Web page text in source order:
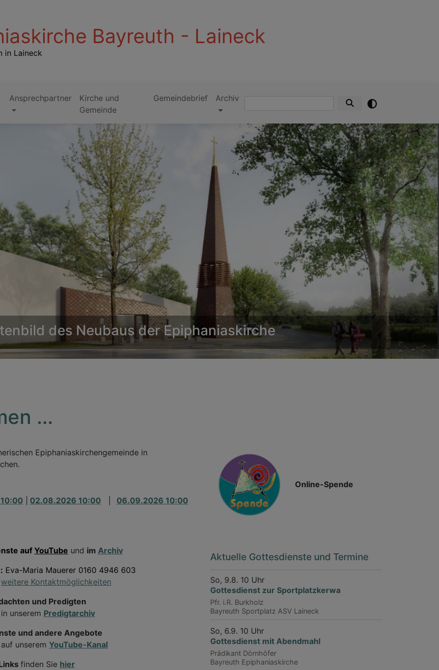
Bayreuth - Laineck
in Laineck
Ansprechpartner
Kirche und
Gemeinde
Gemeindebrief ArchivSuche
des Neubaus der Epiphaniaskirche
...
Epiphaniaskirchengemeinde in
02.08.2026 10:00 06.09.2026 10:00
Online-Spende
auf YouTube und im Archiv
Eva-Maria Mauerer 0160 4946 603
weitere Kontaktmöglichkeiten
und Predigten
unserem Predigtarchiv
und andere Angebote
unserem YouTube-Kanal
finden Sie hier
Aktuelle Gottesdienste und Termine
So, 9.8. 10 Uhr
Gottesdienst zur Sportplatzkerwa
Pfr. i.R. Burkholz
Bayreuth Sportplatz ASV Laineck
So, 6.9. 10 Uhr
Gottesdienst mit Abendmahl
Prädikant Dörnhöfer
Bayreuth Epiphaniaskirche